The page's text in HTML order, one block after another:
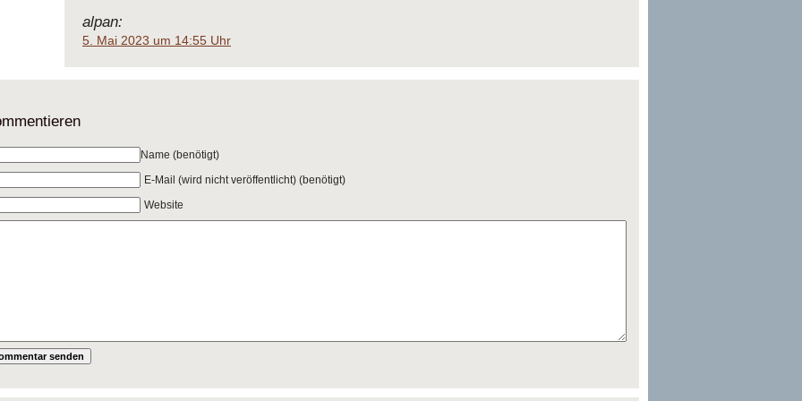
alpan:
5. Mai 2023 um 14:55 Uhr
Name (benötigt)
E-Mail (wird nicht veröffentlicht) (benötigt)
Website